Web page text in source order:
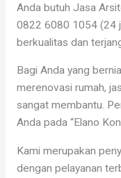
Anda butuh Jasa
0822 6080 1054 (24
berkualitas dan
Bagi Anda yang
merenovasi rumah,
sangat membantu.
Anda pada “Elano
Kami merupakan
dengan pelayanan